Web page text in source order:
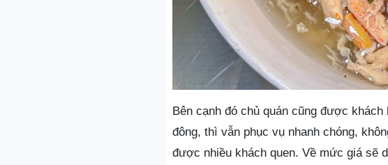
Bên cạnh đó chủ quán cũng được
đông, thì vẫn phục vụ nhanh chóng,
được nhiều khách quen. Về mức giá sẽ